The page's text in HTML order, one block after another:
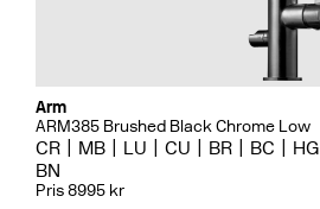
Arm
ARM385 Brushed Black Chrome Low
CR MB LU CU BR BC HG
BN
Pris 8995 kr